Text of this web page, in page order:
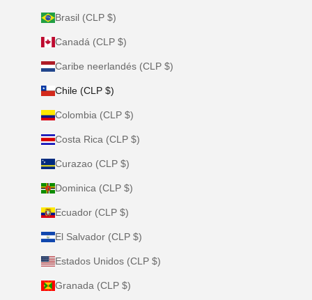
Brasil (CLP $)
Canadá (CLP $)
Caribe neerlandés (CLP $)
Chile (CLP $)
Colombia (CLP $)
Costa Rica (CLP $)
Curazao (CLP $)
Dominica (CLP $)
Ecuador (CLP $)
El Salvador (CLP $)
Estados Unidos (CLP $)
Granada (CLP $)